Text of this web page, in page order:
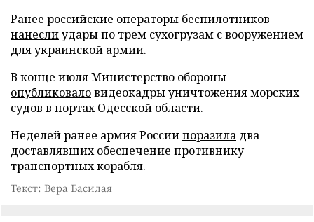
Ранее российские операторы беспилотников
нанеслиудары по трем сухогрузам с вооружением
для украинской армии.
В конце июля Министерство обороны
опубликоваловидеокадры уничтожения морских
судов в портах Одесской области.
Неделей ранее армия Россиипоразила два
доставлявших обеспечение противнику
транспортных корабля.
Текст: Вера Басилая